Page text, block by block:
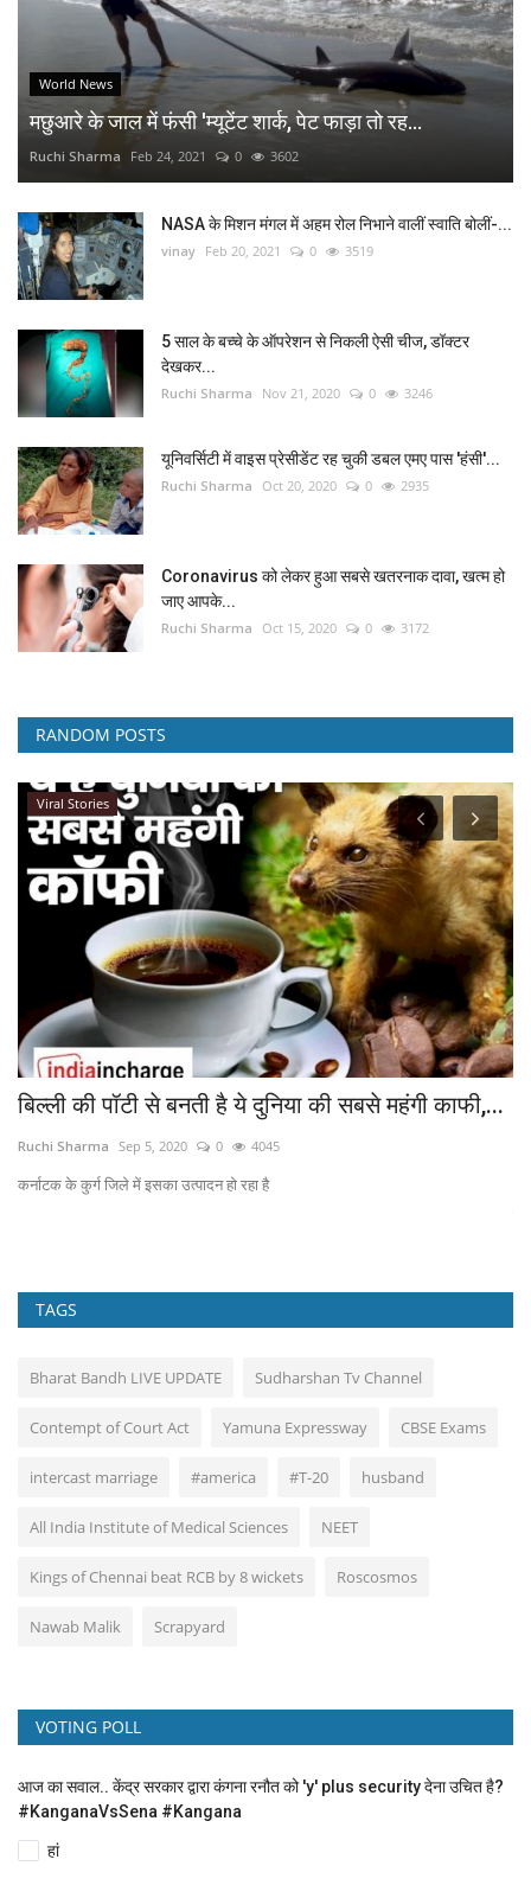
World News
मछुआरे के जाल में फंसी 'म्यूटेंट शार्क, पेट फाड़ा तो रह...
Ruchi Sharma Feb 24, 2021 0 3602
NASA के मिशन मंगल में अहम रोल निभाने वालीं स्वाति बोलीं-...
vinay Feb 20, 2021 0 3519
5 साल के बच्चे के ऑपरेशन से निकली ऐसी चीज, डॉक्टर
देखकर...
Ruchi Sharma Nov 21, 2020 0 3246
यूनिवर्सिटी में वाइस प्रेसीडेंट रह चुकी डबल एमए पास 'हंसी'...
Ruchi Sharma Oct 20, 2020 0 2935
Coronavirus को लेकर हुआ सबसे खतरनाक दावा, खत्म हो
जाए आपके...
Ruchi Sharma Oct 15, 2020 0 3172
RANDOM POSTS
Viral Stories
बिल्ली की पॉटी से बनती है ये दुनिया की सबसे महंगी काफी,...
Ruchi Sharma Sep 5, 2020 0 4045
कर्नाटक के कुर्ग जिले में इसका उत्पादन हो रहा है
TAGS
Bharat Bandh LIVE UPDATE Sudharshan Tv Channel
Contempt of Court Act Yamuna Expressway CBSE Exams
intercast marriage #america #T-20 husband
All India Institute of Medical Sciences NEET
Kings of Chennai beat RCB by 8 wickets Roscosmos
Nawab Malik Scrapyard
VOTING POLL
आज का सवाल.. केंद्र सरकार द्वारा कंगना रनौत को 'y' plus security देना उचित है?
#KanganaVsSena #Kangana
हां